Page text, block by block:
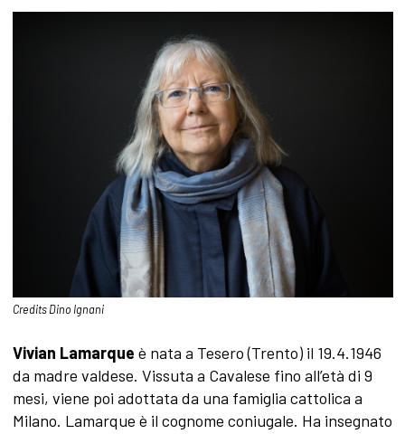
Credits Dino Ignani
Vivian Lamarque è nata a Tesero (Trento) il 19.4.1946
da madre valdese. Vissuta a Cavalese fino all’età di 9
mesi, viene poi adottata da una famiglia cattolica a
Milano. Lamarque è il cognome coniugale. Ha insegnato